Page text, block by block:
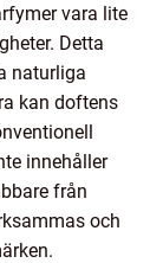
vara lite
Detta
naturliga
kan doftens
innehåller
från
och